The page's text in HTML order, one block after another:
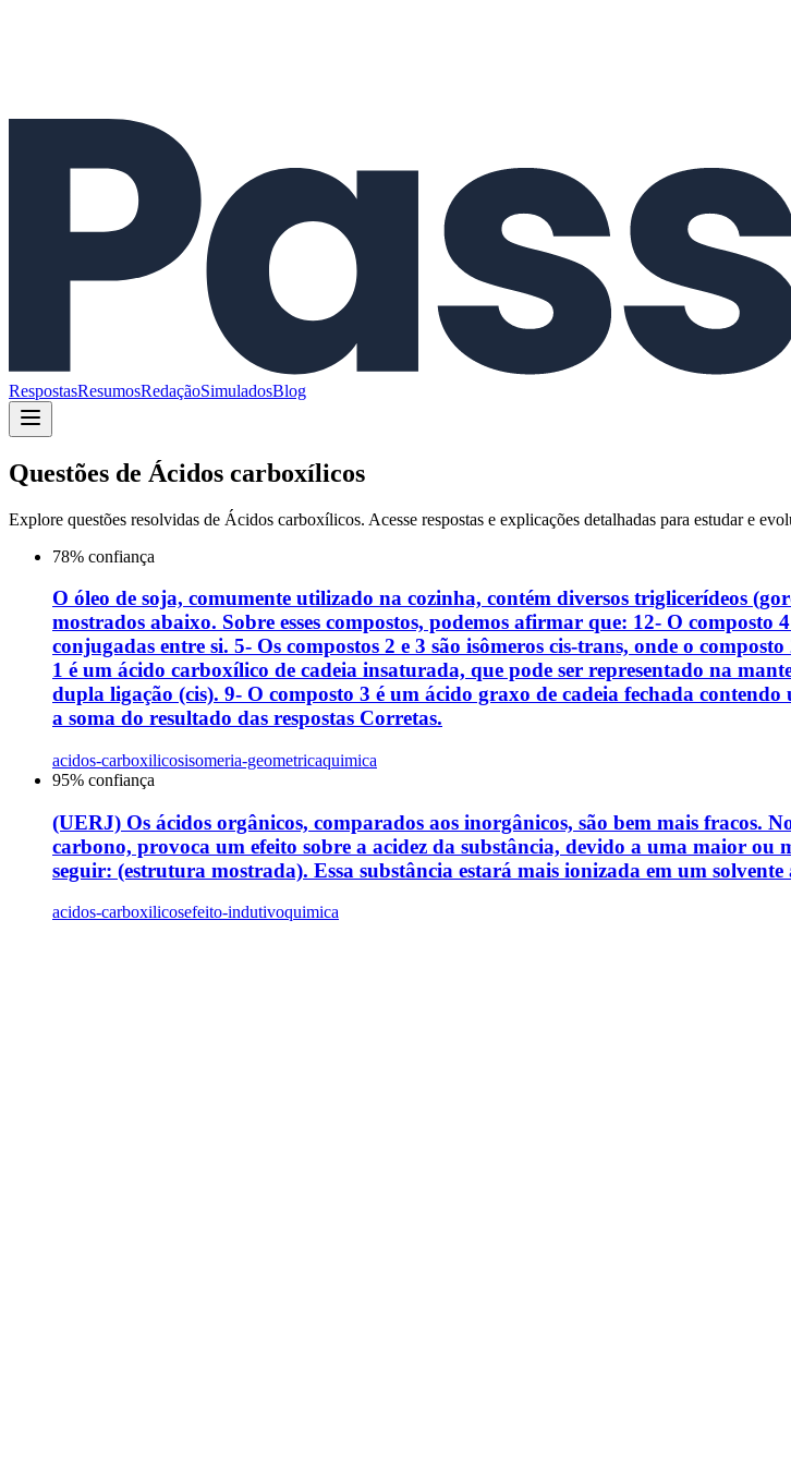
RespostasResumosRedaçãoSimuladosBlog
Questões de Ácidos carboxílicos
Explore questões resolvidas de Ácidos carboxílicos. Acesse respostas e explicações detalhadas para estudar e
78% confiança
O óleo de soja, comumente utilizado na cozinha, contém diversos triglicerídeos
mostrados abaixo. Sobre esses compostos, podemos afirmar que: 12- O
conjugadas entre si. 5- Os compostos 2 e 3 são isômeros cis-trans, onde o
1 é um ácido carboxílico de cadeia insaturada, que pode ser representado na
dupla ligação (cis). 9- O composto 3 é um ácido graxo de cadeia fechada
a soma do resultado das respostas Corretas.
acidos-carboxilicosisomeria-geometricaquimica
95% confiança
(UERJ) Os ácidos orgânicos, comparados aos inorgânicos, são bem mais fracos.
carbono, provoca um efeito sobre a acidez da substância, devido a uma maior
seguir: (estrutura mostrada). Essa substância estará mais ionizada em um
acidos-carboxilicosefeito-indutivoquimica